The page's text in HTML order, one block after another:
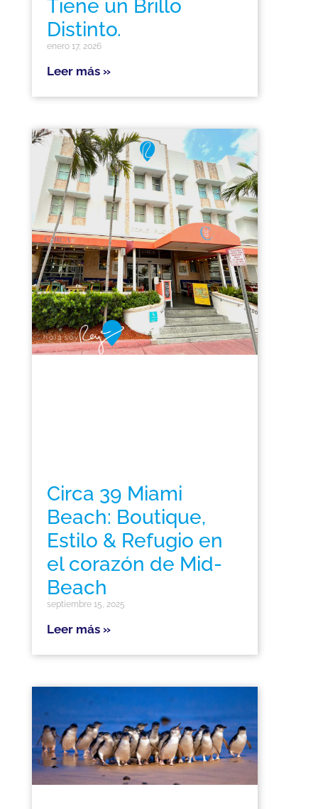
Tiene un Brillo
Distinto.
enero 17, 2026
Leer más »
Circa 39 Miami
Beach: Boutique,
Estilo & Refugio en
el corazón de Mid-
Beach
septiembre 15, 2025
Leer más »